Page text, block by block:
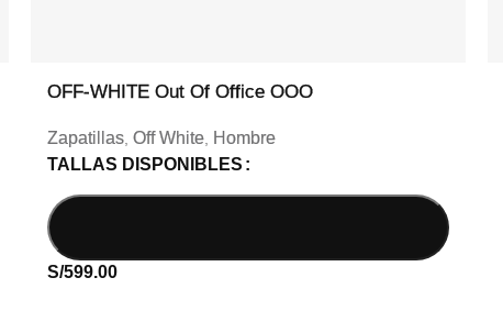
OFF-WHITE Out Of Office OOO
Zapatillas, Off White, Hombre
TALLAS DISPONIBLES
S/599.00